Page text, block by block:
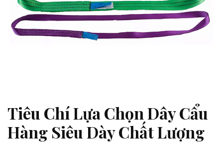
Tiêu Chí Lựa Chọn Dây Cẩu
Hàng Siêu Dày Chất Lượng